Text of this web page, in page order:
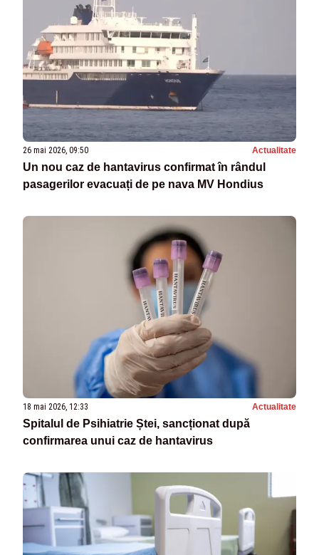
26 mai 2026, 09:50 Actualitate
Un nou caz de hantavirus confirmat în rândul
pasagerilor evacuați de pe nava MV Hondius
18 mai 2026, 12:33 Actualitate
Spitalul de Psihiatrie Ștei, sancționat după
confirmarea unui caz de hantavirus